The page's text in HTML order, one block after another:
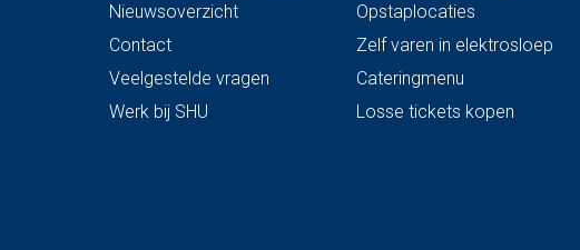
Nieuwsoverzicht
Contact
Veelgestelde vragen
Werk bij SHU
Opstaplocaties
Zelf varen in elektrosloep
Cateringmenu
Losse tickets kopen